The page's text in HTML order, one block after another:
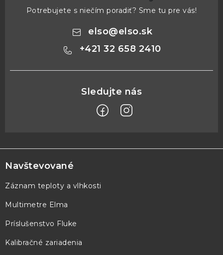
Potrebujete s niečím poradiť? Sme tu pre vás!
elso@elso.sk
+421 32 658 2410
á
p
ä
e
Navštevované
Záznam teploty a vlhkosti
Multimetre Elma
Príslušenstvo Fluke
Kalibračné zariadenia